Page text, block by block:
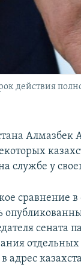
действия
Алмазбек
службе у
сравнение
сената
адрес